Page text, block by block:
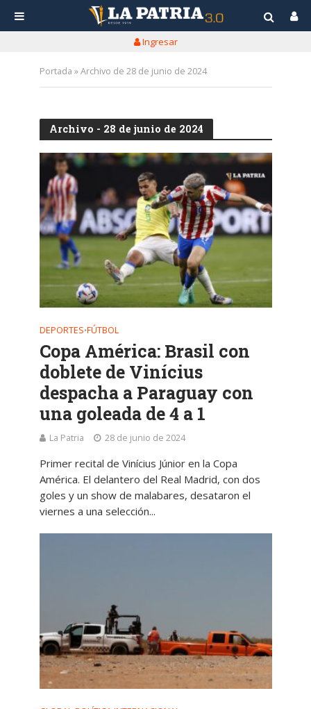
Ingresar
Portada »Archivo de 28 de junio de 2024
Archivo - 28 de junio de 2024
DEPORTES•FÚTBOL
Copa América: Brasil con
doblete de Vinícius
despacha a Paraguay con
una goleada de 4 a 1
La Patria 28 de junio de 2024
Primer recital de Vinícius Júnior en la Copa
América. El delantero del Real Madrid, con dos
goles y un show de malabares, desataron el
viernes a una selección...